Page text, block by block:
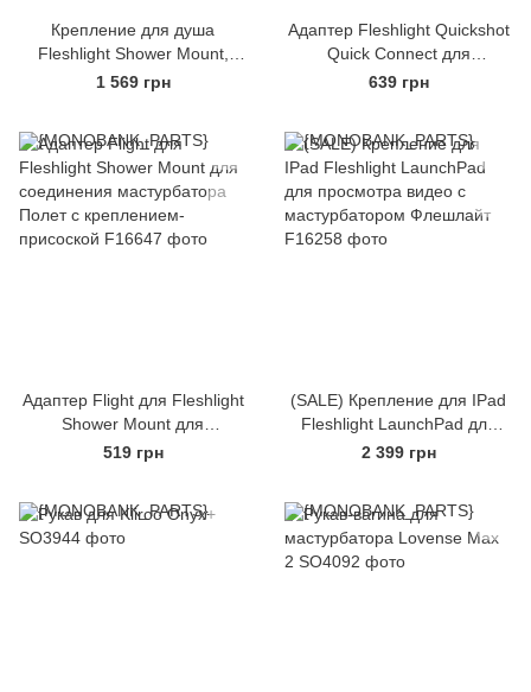
Крепление для душа
Fleshlight Shower Mount,
присоска с креплением к
1 569 грн
Адаптер Fleshlight Quickshot
Quick Connect для
соединения двух Квикшотов
639 грн
Адаптер Flight для Fleshlight
Shower Mount для
соединения мастурбатора
519 грн
(SALE) Крепление для IPad
Fleshlight LaunchPad для
просмотра видео с
2 399 грн